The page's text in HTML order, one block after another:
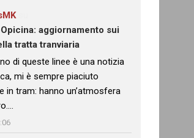
su
aggiornamento sui
tratta tranviaria
di queste linee è una notizia
mi è sempre piaciuto
in tram: hanno un’atmosfera